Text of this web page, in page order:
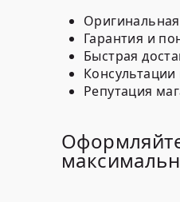
Гарантия и
Быстрая
Репутация